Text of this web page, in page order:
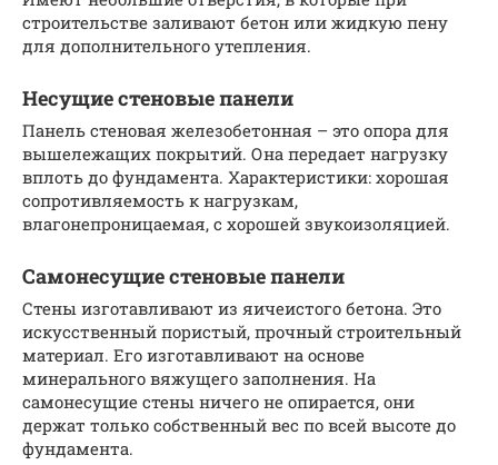
строительстве заливают бетон или жидкую пену
для дополнительного утепления.
Несущие стеновые панели
Панель стеновая железобетонная – это опора для
вышележащих покрытий. Она передает нагрузку
вплоть до фундамента. Характеристики: хорошая
сопротивляемость к нагрузкам,
влагонепроницаемая, с хорошей звукоизоляцией.
Самонесущие стеновые панели
Стены изготавливают из яичеистого бетона. Это
искусственный пористый, прочный строительный
материал. Его изготавливают на основе
минерального вяжущего заполнения. На
самонесущие стены ничего не опирается, они
держат только собственный вес по всей высоте до
фундамента.